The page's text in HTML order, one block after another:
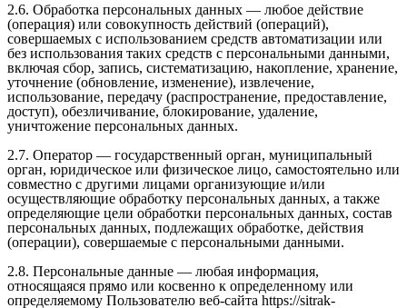
2.6. Обработка персональных данных — любое действие
(операция) или совокупность действий (операций),
совершаемых с использованием средств автоматизации или
без использования таких средств с персональными данными,
включая сбор, запись, систематизацию, накопление, хранение,
уточнение (обновление, изменение), извлечение,
использование, передачу (распространение, предоставление,
доступ), обезличивание, блокирование, удаление,
уничтожение персональных данных.
2.7. Оператор — государственный орган, муниципальный
орган, юридическое или физическое лицо, самостоятельно или
совместно с другими лицами организующие и/или
осуществляющие обработку персональных данных, а также
определяющие цели обработки персональных данных, состав
персональных данных, подлежащих обработке, действия
(операции), совершаемые с персональными данными.
2.8. Персональные данные — любая информация,
относящаяся прямо или косвенно к определенному или
определяемому Пользователю веб-сайта https://sitrak-